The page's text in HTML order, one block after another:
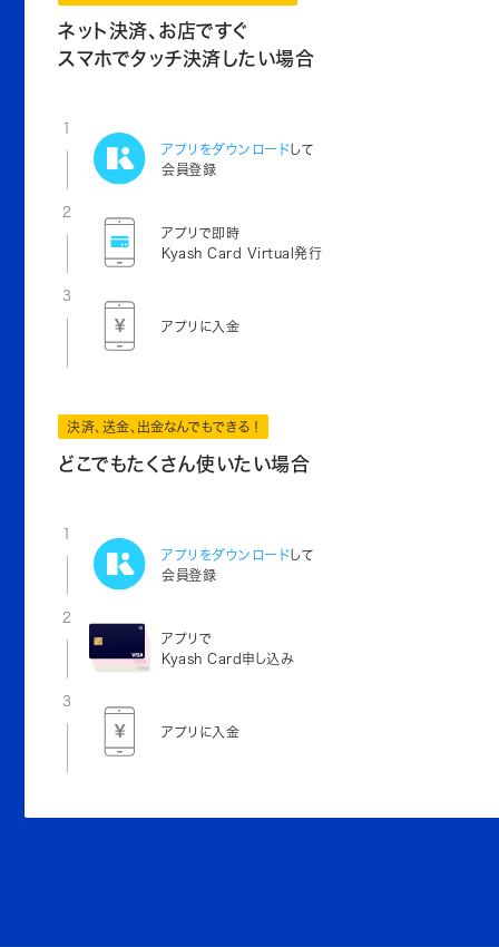
ネット決済、お店ですぐ
スマホでタッチ決済したい場合
1
アプリをダウンロードして
会員登録
2
アプリで即時
Kyash Card Virtual発行
3
アプリに入金
決済、送金、出金なんでもできる！
どこでもたくさん使いたい場合
1
アプリをダウンロードして
会員登録
2
アプリで
Kyash Card申し込み
3
アプリに入金